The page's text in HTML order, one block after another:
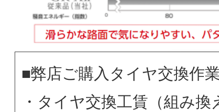
■弊店ご購入タイヤ交換作
・タイヤ交換工賃（組み